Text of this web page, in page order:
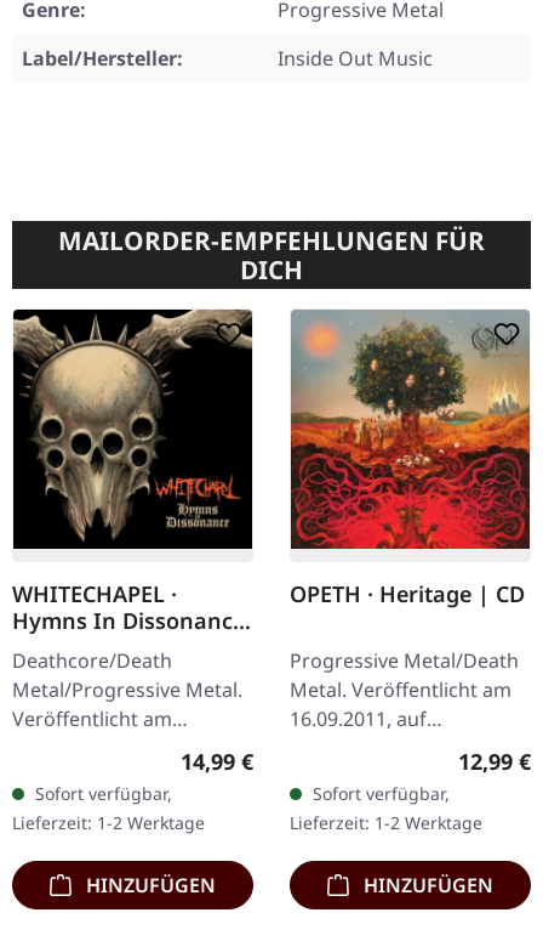
Genre:
Progressive Metal
Label/Hersteller:
Inside Out Music
MAILORDER-EMPFEHLUNGEN FÜR
DICH
WHITECHAPEL ·
Hymns In Dissonance
| DIGIPAK CD
Deathcore/Death
Metal/Progressive Metal.
Veröffentlicht am
07.03.2025, auf Metal
Blade Records. CD im
DigiPak mit 12-seitigem
Booklet. Whitechapel…
Regulärer Preis:
14,99 €
Sofort verfügbar,
Lieferzeit: 1-2 Werktage
HINZUFÜGEN
OPETH · Heritage | CD
Progressive Metal/Death
Metal. Veröffentlicht am
16.09.2011, auf
Roadrunner Records. CD
im Jewelcase. "Heritage"
markiert einen
entscheidenden…
12,99 €
Sofort verfügbar,
Lieferzeit: 1-2 Werktage
HINZUFÜGEN